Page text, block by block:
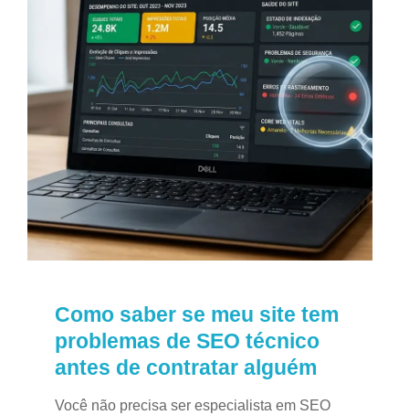
Como saber se meu site tem
problemas de SEO técnico
antes de contratar alguém
Você não precisa ser especialista em SEO